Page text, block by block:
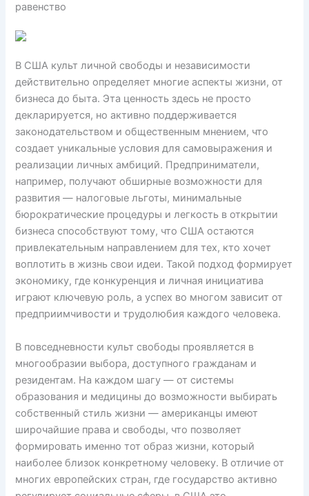
равенство
В США культ личной свободы и независимости
действительно определяет многие аспекты жизни, от
бизнеса до быта. Эта ценность здесь не просто
декларируется, но активно поддерживается
законодательством и общественным мнением, что
создает уникальные условия для самовыражения и
реализации личных амбиций. Предприниматели,
например, получают обширные возможности для
развития — налоговые льготы, минимальные
бюрократические процедуры и легкость в открытии
бизнеса способствуют тому, что США остаются
привлекательным направлением для тех, кто хочет
воплотить в жизнь свои идеи. Такой подход формирует
экономику, где конкуренция и личная инициатива
играют ключевую роль, а успех во многом зависит от
предприимчивости и трудолюбия каждого человека.
В повседневности культ свободы проявляется в
многообразии выбора, доступного гражданам и
резидентам. На каждом шагу — от системы
образования и медицины до возможности выбирать
собственный стиль жизни — американцы имеют
широчайшие права и свободы, что позволяет
формировать именно тот образ жизни, который
наиболее близок конкретному человеку. В отличие от
многих европейских стран, где государство активно